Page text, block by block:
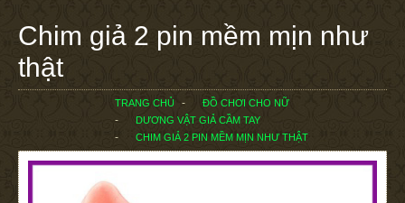
Chim giả 2 pin mềm mịn như
thật
TRANG CHỦ
ĐỒ CHƠI CHO NỮ
DƯƠNG VẬT GIẢ CẦM TAY
CHIM GIẢ 2 PIN MỀM MỊN NHƯ THẬT